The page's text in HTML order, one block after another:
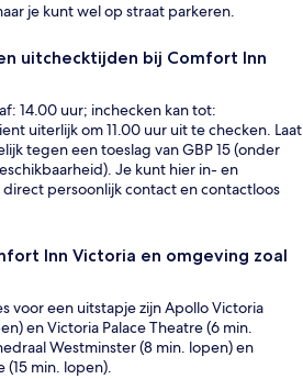
je kunt wel op straat parkeren.
uitchecktijden bij Comfort Inn
14.00 uur; inchecken kan tot:
uiterlijk om 11.00 uur uit te checken. Laat
tegen een toeslag van GBP 15 (onder
Je kunt hier in- en
persoonlijk contact en contactloos
Inn Victoria en omgeving zoal
voor een uitstapje zijn Apollo Victoria
en Victoria Palace Theatre (6 min.
Westminster (8 min. lopen) en
(15 min. lopen).